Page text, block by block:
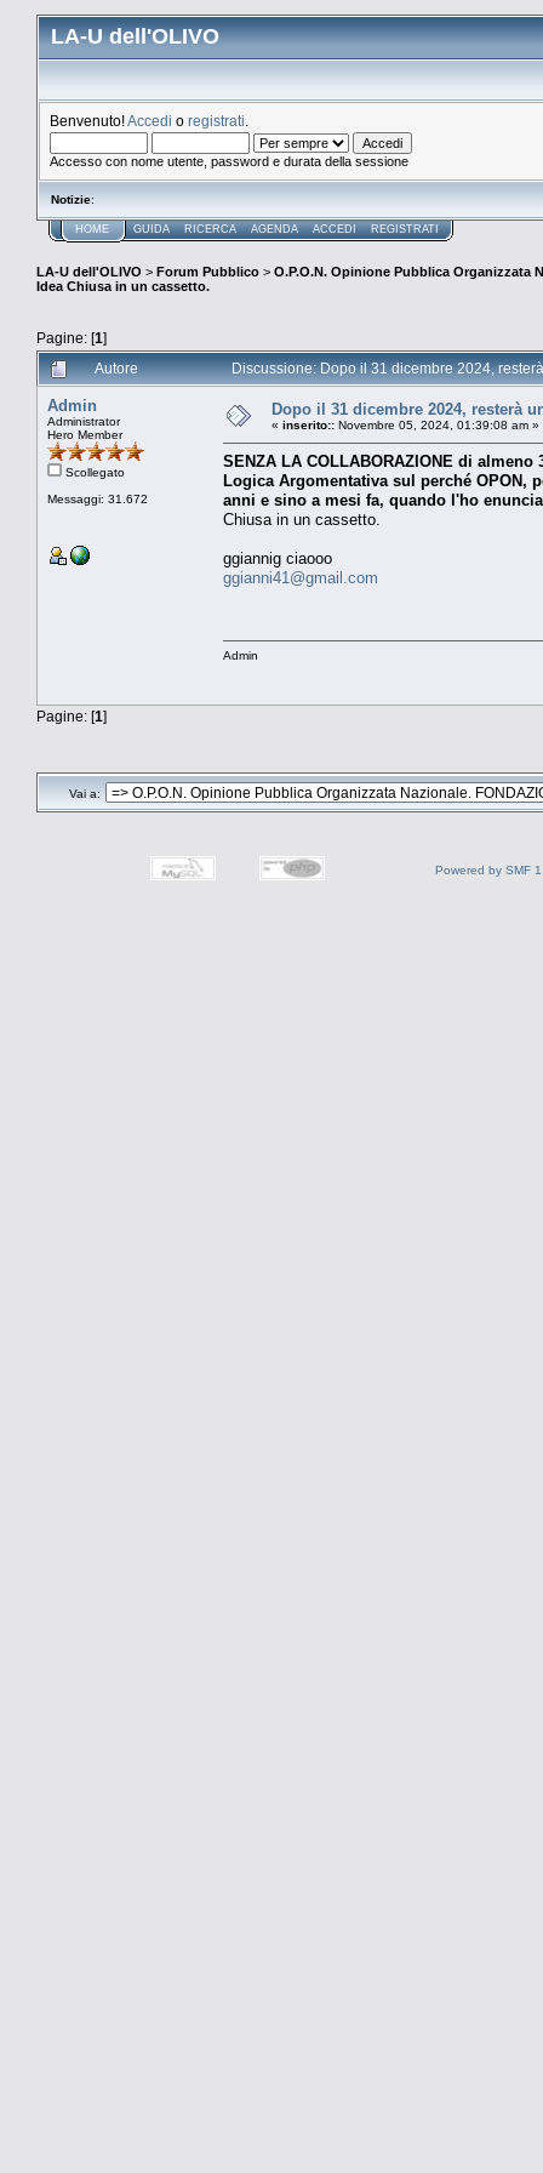
LA-U dell'OLIVO
Benvenuto!Accedi o registrati
Accesso con nome utente, password e durata della sessione
Notizie:
HOME GUIDA RICERCA AGENDA ACCEDI REGISTRATI
LA-U dell'OLIVO > Forum Pubblico > O.P.O.N. Opinione Pubblica Organizzata
Idea Chiusa in un cassetto.
Pagine: [1]
Autore
Discussione: Dopo il 31 dicembre 2024,
Admin
Administrator
Hero Member
Scollegato
Messaggi: 31.672
Dopo il 31 dicembre 2024, resterà
« inserito:: Novembre 05, 2024, 01:39:08 am »
SENZA LA COLLABORAZIONE di
Logica Argomentativa sul perché OPON,
anni e sino a mesi fa, quando l'ho
Chiusa in un cassetto.
ggiannig ciaooo
ggianni41@gmail.com
Admin
Pagine: [1]
Vai a:
Powered by SMF